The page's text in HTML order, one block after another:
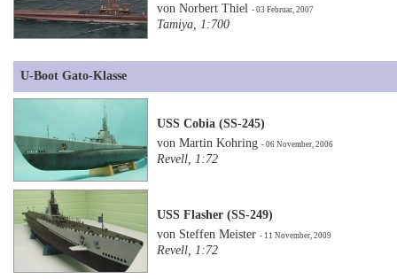
von Norbert Thiel- 03 Februar, 2007
Tamiya, 1:700
U-Boot Gato-Klasse
USS Cobia (SS-245)
von Martin Kohring- 06 November, 2006
Revell, 1:72
USS Flasher (SS-249)
von Steffen Meister- 11 November, 2009
Revell, 1:72